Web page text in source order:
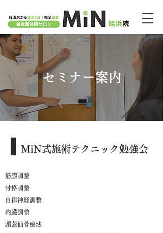
セミナー案内
MiN式施術テクニック勉強会
筋膜調整
骨格調整
自律神経調整
内臓調整
頭蓋仙骨療法